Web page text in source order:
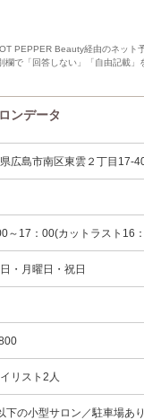
PEPPER Beauty経由のネット
で「回答しない」「自由記載」
ンデータ
広島市南区東雲２丁目17-
～17：00(カットラスト16
・月曜日・祝日
リスト2人
下の小型サロン／駐車場あ